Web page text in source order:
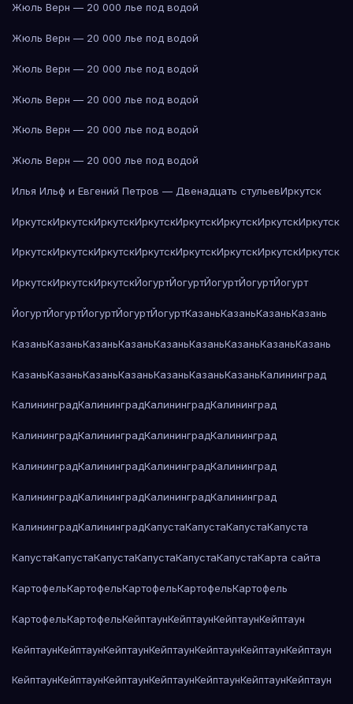
Жюль Верн — 20 000 лье под водой
Жюль Верн — 20 000 лье под водой
Жюль Верн — 20 000 лье под водой
Жюль Верн — 20 000 лье под водой
Жюль Верн — 20 000 лье под водой
Жюль Верн — 20 000 лье под водой
Илья Ильф и Евгений Петров — Двенадцать стульевИркутск
ИркутскИркутскИркутскИркутскИркутскИркутскИркутскИркутск
ИркутскИркутскИркутскИркутскИркутскИркутскИркутскИркутск
ИркутскИркутскИркутскЙогуртЙогуртЙогуртЙогуртЙогурт
ЙогуртЙогуртЙогуртЙогуртЙогуртКазаньКазаньКазаньКазань
КазаньКазаньКазаньКазаньКазаньКазаньКазаньКазаньКазань
КазаньКазаньКазаньКазаньКазаньКазаньКазаньКалининград
КалининградКалининградКалининградКалининград
КалининградКалининградКалининградКалининград
КалининградКалининградКалининградКалининград
КалининградКалининградКалининградКалининград
КалининградКалининградКапустаКапустаКапустаКапуста
КапустаКапустаКапустаКапустаКапустаКапустаКарта сайта
КартофельКартофельКартофельКартофельКартофель
КартофельКартофельКейптаунКейптаунКейптаунКейптаун
КейптаунКейптаунКейптаунКейптаунКейптаунКейптаунКейптаун
КейптаунКейптаунКейптаунКейптаунКейптаунКейптаунКейптаун